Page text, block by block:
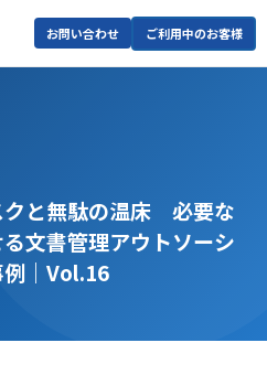
お問い合わせ ご利用中のお客様
クと無駄の温床 必要な
文書管理アウトソーシ
例｜Vol.16